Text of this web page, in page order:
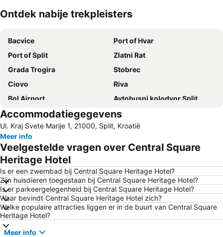
Kaart uitvouwen
Ontdek nabije trekpleisters
Bacvice
Port of Hvar
Port of Split
Zlatni Rat
Grada Trogira
Stobrec
Ciovo
Riva
Bol Airport
Avtobusni kolodvor Split
Zračna Luka Split
Palace of Diocletian
Trogír Promenade
Stari Grad Plain
Dubovica
Solin
Romaanse Stad Trogir
Croatia Boat Show
Spiagge di Stomorska
Mimice
Pokonji Dol
Pakleni Otoci
Poljud
Accommodatiegegevens
Ul. Kraj Svete Marije 1, 21000, Split, Kroatië
Meer info
Veelgestelde vragen over Central Square
Heritage Hotel
Is er een zwembad bij Central Square Heritage Hotel?
Zijn huisdieren toegestaan bij Central Square Heritage Hotel?
Is er parkeergelegenheid bij Central Square Heritage Hotel?
Waar bevindt Central Square Heritage Hotel zich?
Welke populaire attracties liggen er in de buurt van Central Square
Heritage Hotel?
Meer info